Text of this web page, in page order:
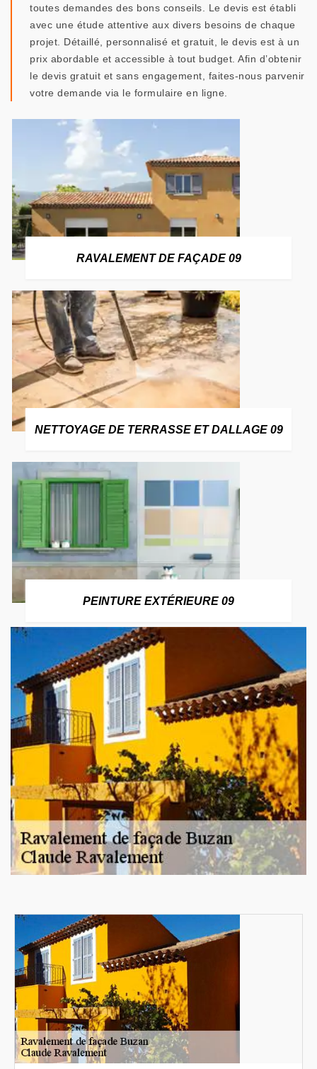
toutes demandes des bons conseils. Le devis est établi
avec une étude attentive aux divers besoins de chaque
projet. Détaillé, personnalisé et gratuit, le devis est à un
prix abordable et accessible à tout budget. Afin d’obtenir
le devis gratuit et sans engagement, faites-nous parvenir
votre demande via le formulaire en ligne.
RAVALEMENT DE FAÇADE 09
NETTOYAGE DE TERRASSE ET DALLAGE 09
PEINTURE EXTÉRIEURE 09